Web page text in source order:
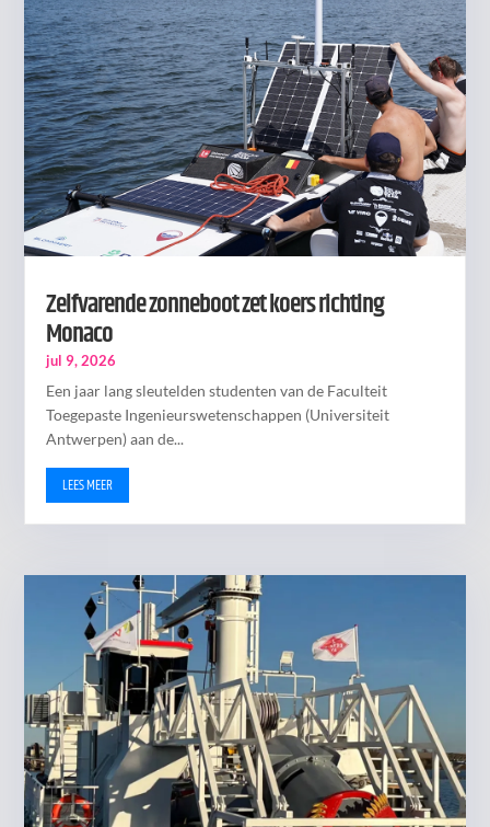
Zelfvarende zonneboot zet koers richting
Monaco
jul 9, 2026
Een jaar lang sleutelden studenten van de Faculteit
Toegepaste Ingenieurswetenschappen (Universiteit
Antwerpen) aan de...
LEES MEER